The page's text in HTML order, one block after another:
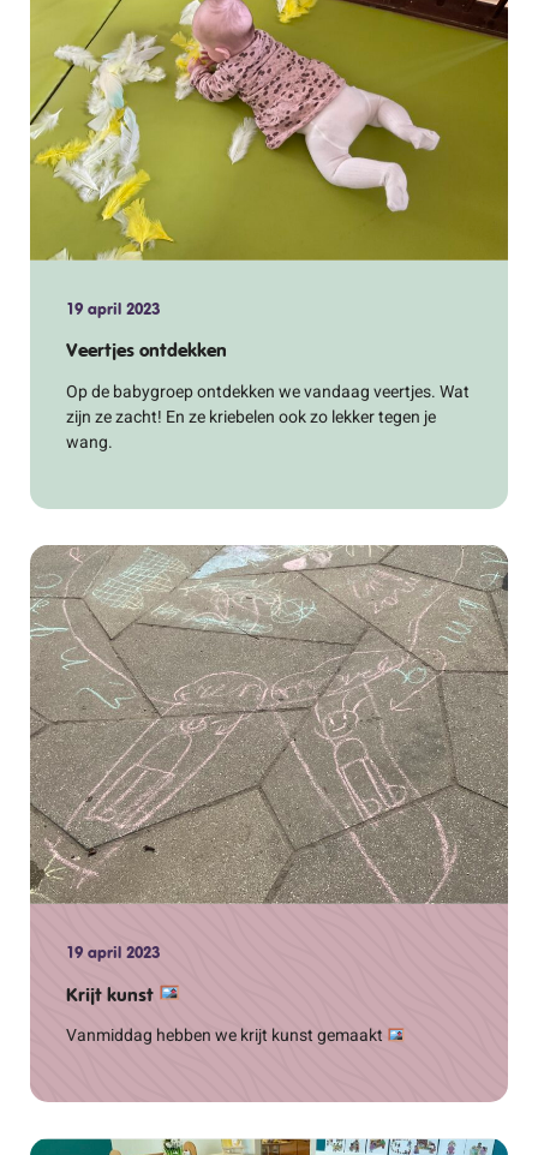
19 april 2023
Veertjes ontdekken
Op de babygroep ontdekken we vandaag veertjes. Wat
zijn ze zacht! En ze kriebelen ook zo lekker tegen je
wang.
19 april 2023
Krijt kunst
Vanmiddag hebben we krijt kunst gemaakt